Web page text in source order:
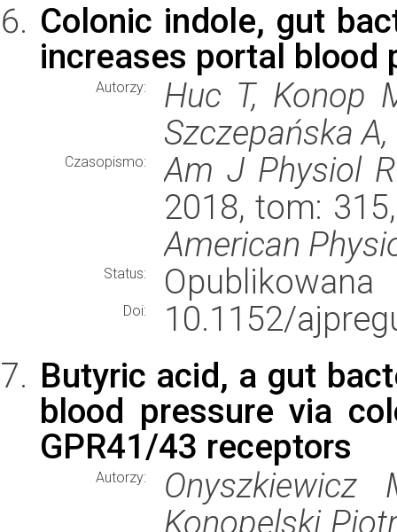
Colonic indole, gut
increases portal blood
Autorzy:
Huc T, Konop
Szczepańska A,
Czasopismo:
Am J Physiol
2018, tom:
American
Status: Opublikowana
Doi:
10.1152/
Butyric acid, a gut
blood pressure via
GPR41/43 receptors
Autorzy:
Konopelski